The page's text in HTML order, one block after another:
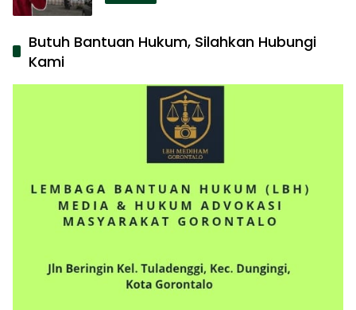
Butuh Bantuan Hukum, Silahkan Hubungi
Kami